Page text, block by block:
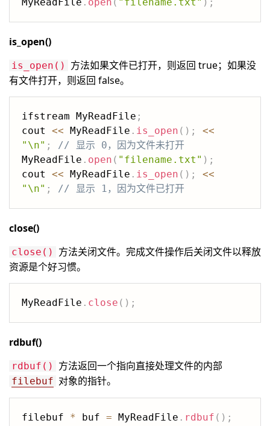
is_open()
is_open()
方法如果文件已打开，则返回 true；如果没
有文件打开，则返回 false。
ifstream MyReadFile ;
cout << MyReadFile . is_open ( ) ;
<<
"\n" ;
// 显示 0，因为文件未打开
MyReadFile . open ( "filename.txt" ) ;
cout << MyReadFile . is_open ( ) ;
<<
"\n" ; // 显示 1，因为文件已打开
close()
close()
方法关闭文件。完成文件操作后关闭文件以释放
资源是个好习惯。
MyReadFile . close ( ) ;
rdbuf()
rdbuf() 方法返回一个指向直接处理文件的内部
filebuf 对象的指针。
filebuf * buf = MyReadFile . rdbuf ( ) ;